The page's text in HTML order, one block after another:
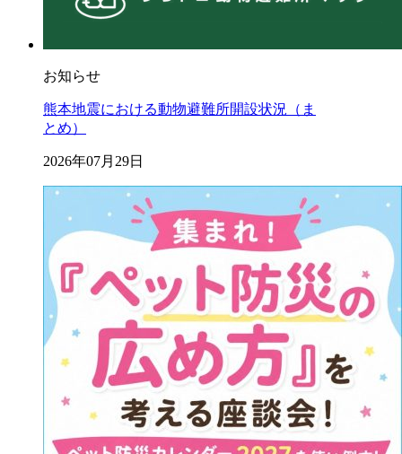
お知らせ
熊本地震における動物避難所開設状況（ま
とめ）
2026年07月29日